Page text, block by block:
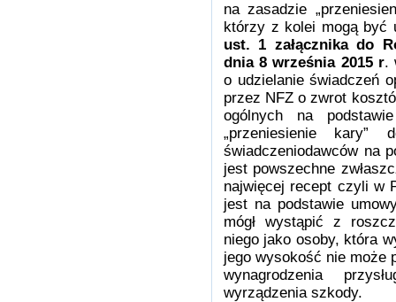
na zasadzie
którzy z kolei mogą być
ust. 1 załącznika do
dnia 8 września 2015 r.
o udzielanie świadczeń
przez NFZ o zwrot
ogólnych na
„przeniesienie kary”
świadczeniodawców na
jest powszechne
najwięcej recept czyli w
jest na podstawie
mógł wystąpić z
niego jako osoby, która
jego wysokość nie może
wynagrodzenia
wyrządzenia szkody.